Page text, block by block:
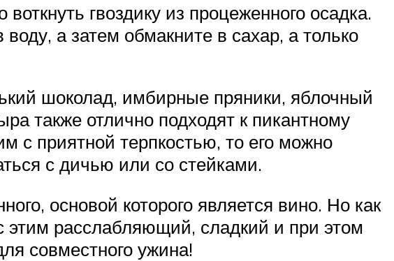
гвоздику из процеженного осадка.
а затем обмакните в сахар, а только
шоколад, имбирные пряники, яблочный
также отлично подходят к пикантному
с приятной терпкостью, то его можно
с дичью или со стейками.
основой которого является вино. Но как
расслабляющий, сладкий и при этом
совместного ужина!